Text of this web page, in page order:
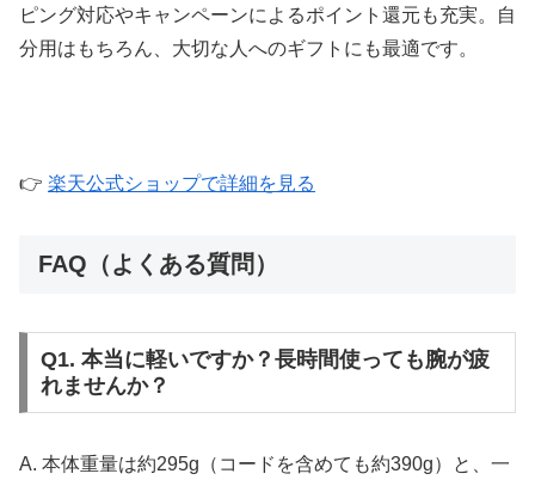
ピング対応やキャンペーンによるポイント還元も充実。自
分用はもちろん、大切な人へのギフトにも最適です。
👉 楽天公式ショップで詳細を見る
FAQ（よくある質問）
Q1. 本当に軽いですか？長時間使っても腕が疲
れませんか？
A. 本体重量は約295g（コードを含めても約390g）と、一